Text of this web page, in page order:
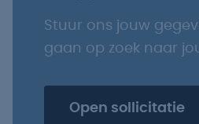
Stuur ons jouw
gaan op zoek naar
Open sollicitatie